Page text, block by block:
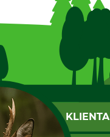
OBSŁUGA KLIENTA